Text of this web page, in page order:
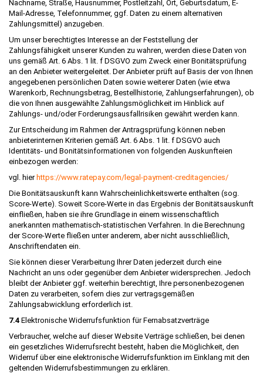
Nachname, Straße, Hausnummer, Postleitzahl, Ort, Geburtsdatum, E-
Mail-Adresse, Telefonnummer, ggf. Daten zu einem alternativen
Zahlungsmittel) anzugeben.
Um unser berechtigtes Interesse an der Feststellung der
Zahlungsfähigkeit unserer Kunden zu wahren, werden diese Daten von
uns gemäß Art. 6 Abs. 1 lit. f DSGVO zum Zweck einer Bonitätsprüfung
an den Anbieter weitergeleitet. Der Anbieter prüft auf Basis der von Ihnen
angegebenen persönlichen Daten sowie weiterer Daten (wie etwa
Warenkorb, Rechnungsbetrag, Bestellhistorie, Zahlungserfahrungen), ob
die von Ihnen ausgewählte Zahlungsmöglichkeit im Hinblick auf
Zahlungs- und/oder Forderungsausfallrisiken gewährt werden kann.
Zur Entscheidung im Rahmen der Antragsprüfung können neben
anbieterinternen Kriterien gemäß Art. 6 Abs. 1 lit. f DSGVO auch
Identitäts- und Bonitätsinformationen von folgenden Auskunfteien
einbezogen werden:
vgl. hier https://www.ratepay.com/legal-payment-creditagencies/
Die Bonitätsauskunft kann Wahrscheinlichkeitswerte enthalten (sog.
Score-Werte). Soweit Score-Werte in das Ergebnis der Bonitätsauskunft
einfließen, haben sie ihre Grundlage in einem wissenschaftlich
anerkannten mathematisch-statistischen Verfahren. In die Berechnung
der Score-Werte fließen unter anderem, aber nicht ausschließlich,
Anschriftendaten ein.
Sie können dieser Verarbeitung Ihrer Daten jederzeit durch eine
Nachricht an uns oder gegenüber dem Anbieter widersprechen. Jedoch
bleibt der Anbieter ggf. weiterhin berechtigt, Ihre personenbezogenen
Daten zu verarbeiten, sofern dies zur vertragsgemäßen
Zahlungsabwicklung erforderlich ist.
7.4 Elektronische Widerrufsfunktion für Fernabsatzverträge
Verbraucher, welche auf dieser Website Verträge schließen, bei denen
ein gesetzliches Widerrufsrecht besteht, haben die Möglichkeit, den
Widerruf über eine elektronische Widerrufsfunktion im Einklang mit den
geltenden Widerrufsbestimmungen zu erklären.